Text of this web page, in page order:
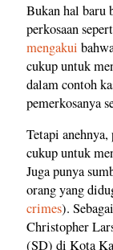
Bukan hal baru
perkosaan
mengakui
cukup untuk
dalam contoh
pemerkosanya
Tetapi
cukup untuk
Juga punya
orang yang
crimes).
Christopher
(SD) di Kota